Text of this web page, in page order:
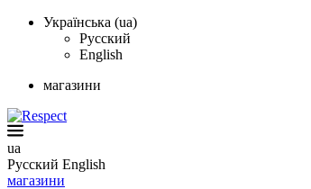
Українська (ua)
Русский
English
магазини
ua
Русский English
магазини